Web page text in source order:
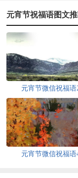
元宵节祝福语图文
元宵节微信祝福语
元宵节微信祝福语